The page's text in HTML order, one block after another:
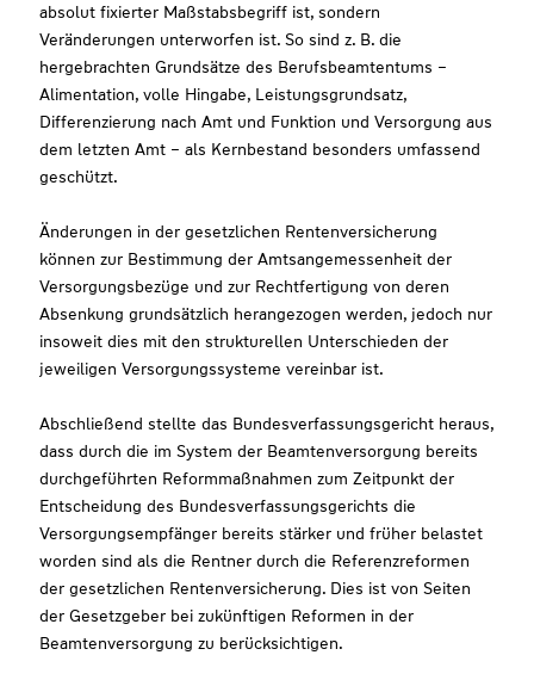
absolut fixierter Maßstabsbegriff ist, sondern
Veränderungen unterworfen ist. So sind z. B. die
hergebrachten Grundsätze des Berufsbeamtentums –
Alimentation, volle Hingabe, Leistungsgrundsatz,
Differenzierung nach Amt und Funktion und Versorgung aus
dem letzten Amt – als Kernbestand besonders umfassend
geschützt.
Änderungen in der gesetzlichen Rentenversicherung
können zur Bestimmung der Amtsangemessenheit der
Versorgungsbezüge und zur Rechtfertigung von deren
Absenkung grundsätzlich herangezogen werden, jedoch nur
insoweit dies mit den strukturellen Unterschieden der
jeweiligen Versorgungssysteme vereinbar ist.
Abschließend stellte das Bundesverfassungsgericht heraus,
dass durch die im System der Beamtenversorgung bereits
durchgeführten Reformmaßnahmen zum Zeitpunkt der
Entscheidung des Bundesverfassungsgerichts die
Versorgungsempfänger bereits stärker und früher belastet
worden sind als die Rentner durch die Referenzreformen
der gesetzlichen Rentenversicherung. Dies ist von Seiten
der Gesetzgeber bei zukünftigen Reformen in der
Beamtenversorgung zu berücksichtigen.